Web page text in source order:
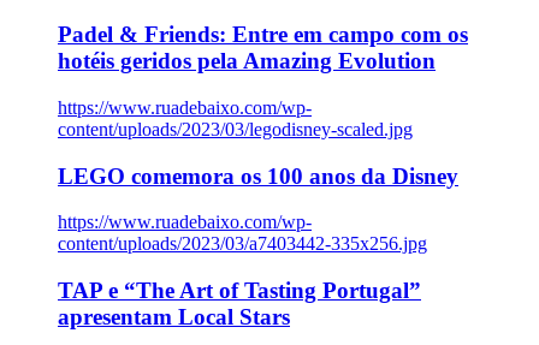
Padel & Friends: Entre em campo com os
hotéis geridos pela Amazing Evolution
https://www.ruadebaixo.com/wp-
content/uploads/2023/03/legodisney-scaled.jpg
LEGO comemora os 100 anos da Disney
https://www.ruadebaixo.com/wp-
content/uploads/2023/03/a7403442-335x256.jpg
TAP e “The Art of Tasting Portugal”
apresentam Local Stars